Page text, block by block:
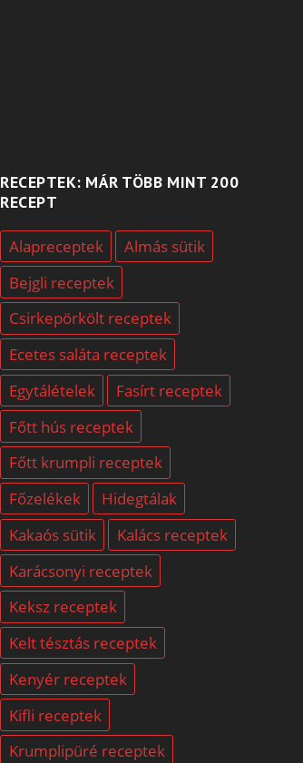
RECEPTEK: MÁR TÖBB MINT 200
RECEPT
Alapreceptek
Almás sütik
Bejgli receptek
Csirkepörkölt receptek
Ecetes saláta receptek
Egytálételek
Fasírt receptek
Főtt hús receptek
Főtt krumpli receptek
Főzelékek
Hidegtálak
Kakaós sütik
Kalács receptek
Karácsonyi receptek
Keksz receptek
Kelt tésztás receptek
Kenyér receptek
Kifli receptek
Krumplipüré receptek